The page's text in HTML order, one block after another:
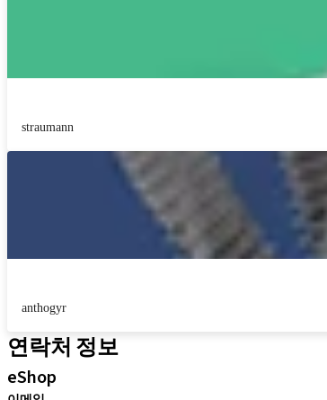
straumann
anthogyr
연락처 정보
eShop